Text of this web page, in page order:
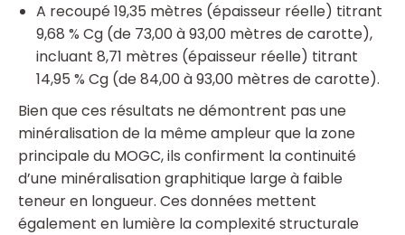
A recoupé 19,35 mètres (épaisseur réelle) titrant
9,68 % Cg (de 73,00 à 93,00 mètres de carotte),
incluant 8,71 mètres (épaisseur réelle) titrant
14,95 % Cg (de 84,00 à 93,00 mètres de carotte).
Bien que ces résultats ne démontrent pas une
minéralisation de la même ampleur que la zone
principale du MOGC, ils confirment la continuité
d’une minéralisation graphitique large à faible
teneur en longueur. Ces données mettent
également en lumière la complexité structurale